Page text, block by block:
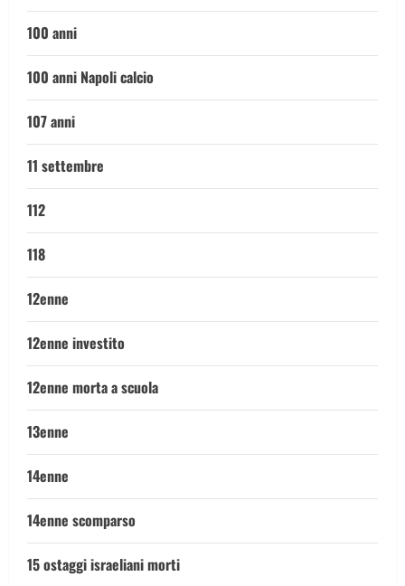
100 anni
100 anni Napoli calcio
107 anni
11 settembre
112
118
12enne
12enne investito
12enne morta a scuola
13enne
14enne
14enne scomparso
15 ostaggi israeliani morti